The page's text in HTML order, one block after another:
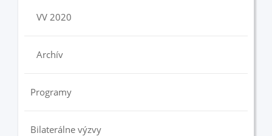
VV 2020
Archív
Programy
Bilaterálne výzvy